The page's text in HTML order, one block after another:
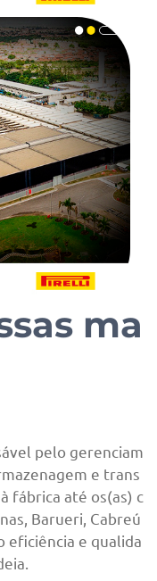
ma
pelo gerenciam
e trans
fábrica até os(as) c
Barueri, Cabreú
eficiência e qualida